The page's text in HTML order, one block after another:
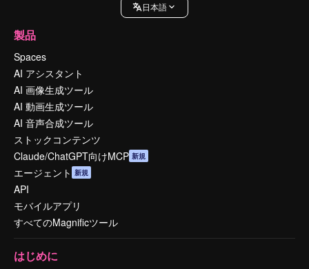
日本語
製品
Spaces
AI アシスタント
AI 画像生成ツール
AI 動画生成ツール
AI 音声合成ツール
ストックコンテンツ
Claude/ChatGPT向けMCP 新規
エージェント 新規
API
モバイルアプリ
すべてのMagnificツール
はじめに